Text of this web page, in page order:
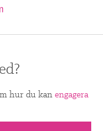
hur du kan engagera